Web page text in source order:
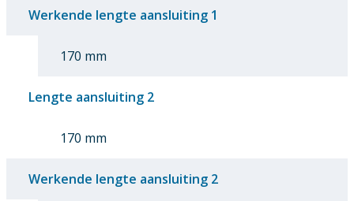
Werkende lengte aansluiting 1
170 mm
Lengte aansluiting 2
170 mm
Werkende lengte aansluiting 2